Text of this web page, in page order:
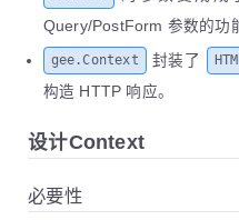
13
14
15
16
18
19
21
	})
	r.GET(
"/
//
	r.POST(
"/
Query/PostForm 参数的功
gee.Context 封装了
构造 HTTP 响应。
设计Context
必要性